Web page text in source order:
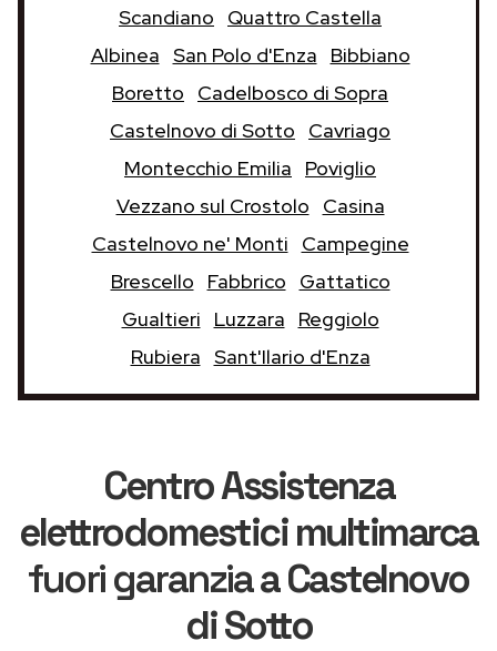
Scandiano
Quattro Castella
Albinea San Polo d'Enza
Bibbiano
Boretto
Cadelbosco di Sopra
Castelnovo di Sotto
Cavriago
Montecchio Emilia
Poviglio
Vezzano sul Crostolo
Casina
Castelnovo ne' Monti
Campegine
Brescello
Fabbrico
Gattatico
Gualtieri
Luzzara
Reggiolo
Rubiera Sant'Ilario d'Enza
Centro Assistenza
elettrodomestici multimarca
fuori garanziaa Castelnovo
di Sotto